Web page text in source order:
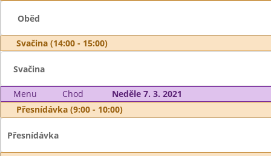
Oběd
Svačina (14:00 - 15:00)
Svačina
Menu Chod
Neděle 7. 3. 2021
Přesnídávka (9:00 - 10:00)
Přesnídávka